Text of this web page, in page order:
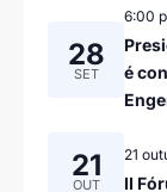
SET
28
6:00
é
OUT
21 21
II